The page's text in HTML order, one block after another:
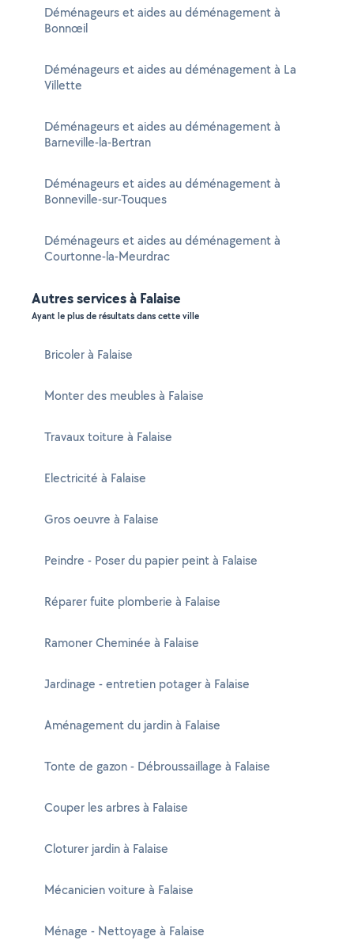
Déménageurs et aides au déménagement à
Bonnœil
Déménageurs et aides au déménagement à La
Villette
Déménageurs et aides au déménagement à
Barneville-la-Bertran
Déménageurs et aides au déménagement à
Bonneville-sur-Touques
Déménageurs et aides au déménagement à
Courtonne-la-Meurdrac
Autres services à Falaise
Ayant le plus de résultats dans cette ville
Bricoler à Falaise
Monter des meubles à Falaise
Travaux toiture à Falaise
Electricité à Falaise
Gros oeuvre à Falaise
Peindre - Poser du papier peint à Falaise
Réparer fuite plomberie à Falaise
Ramoner Cheminée à Falaise
Jardinage - entretien potager à Falaise
Aménagement du jardin à Falaise
Tonte de gazon - Débroussaillage à Falaise
Couper les arbres à Falaise
Cloturer jardin à Falaise
Mécanicien voiture à Falaise
Ménage - Nettoyage à Falaise